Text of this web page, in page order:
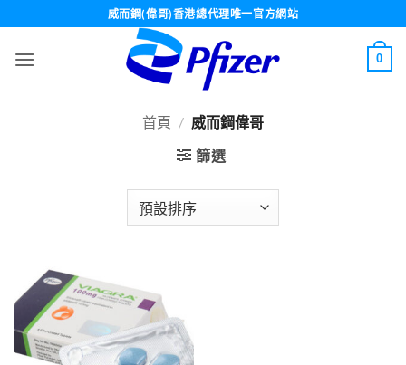
to
content
威而鋼(偉哥)香港總代理唯一官方網站
0
首頁 / 威而鋼偉哥
篩選